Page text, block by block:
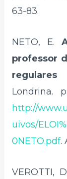
63-83.
NETO, E.
professor
Londrina.
http://
uivos/
0NETO.pdf.
VEROTTI,